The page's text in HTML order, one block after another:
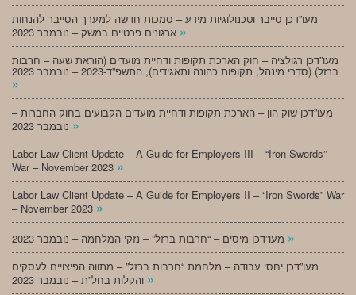
מעו”דכן סייבר וטכנולוגיות מידע – סמכות חדשה למערך הסייבר להנחות
»
מעו”דכן רגולציה – חוק הארכת תקופות ודחיית מועדים (הוראת שעה – חרבות
ברזל) (סדרי מינהל, תקופות כהונה ותאגידים), התשפ”ד-2023 – נובמבר 2023
»
מעו”דכן שוק הון – הארכת תקופות ודחיית מועדים הקבועים בחוק החברות –
»
Labor Law Client Update – A Guide for Employers III – “Iron Swords”
War – November 2023 »
Labor Law Client Update – A Guide for Employers II – “Iron Swords” War
– November 2023 »
»
מעו”דכן יחסי עבודה – מלחמת “חרבות ברזל” – מתווה הפיצויים לעסקים
»